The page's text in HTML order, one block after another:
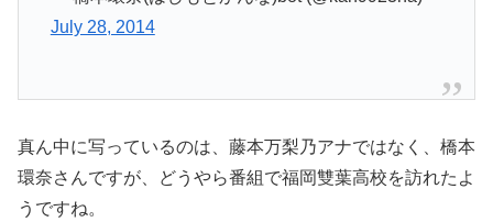
July 28, 2014
真ん中に写っているのは、藤本万梨乃アナではなく、橋本
環奈さんですが、どうやら番組で福岡雙葉高校を訪れたよ
うですね。